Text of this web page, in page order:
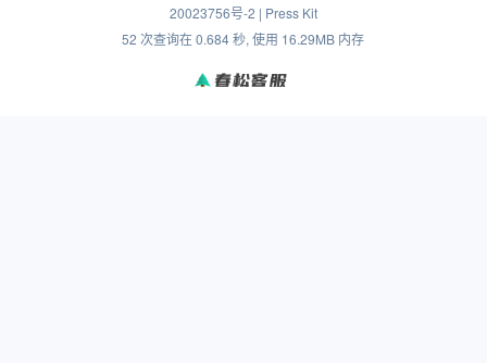
20023756号-2 | Press Kit
52 次查询在 0.684 秒, 使用 16.29MB 内存